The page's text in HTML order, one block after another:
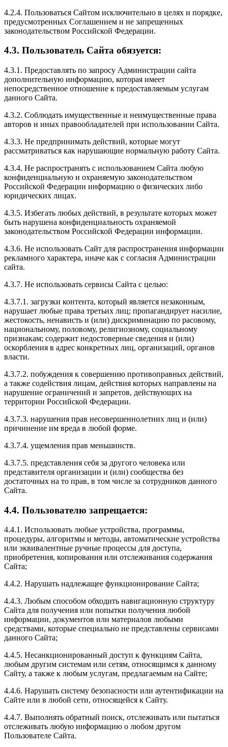
4.2.4. Пользоваться Сайтом исключительно в целях и порядке,
предусмотренных Соглашением и не запрещенных
законодательством Российской Федерации.
4.3. Пользователь Сайта обязуется:
4.3.1. Предоставлять по запросу Администрации сайта
дополнительную информацию, которая имеет
непосредственное отношение к предоставляемым услугам
данного Сайта.
4.3.2. Соблюдать имущественные и неимущественные права
авторов и иных правообладателей при использовании Сайта.
4.3.3. Не предпринимать действий, которые могут
рассматриваться как нарушающие нормальную работу Сайта.
4.3.4. Не распространять с использованием Сайта любую
конфиденциальную и охраняемую законодательством
Российской Федерации информацию о физических либо
юридических лицах.
4.3.5. Избегать любых действий, в результате которых может
быть нарушена конфиденциальность охраняемой
законодательством Российской Федерации информации.
4.3.6. Не использовать Сайт для распространения информации
рекламного характера, иначе как с согласия Администрации
сайта.
4.3.7. Не использовать сервисы Сайта с целью:
4.3.7.1. загрузки контента, который является незаконным,
нарушает любые права третьих лиц; пропагандирует насилие,
жестокость, ненависть и (или) дискриминацию по расовому,
национальному, половому, религиозному, социальному
признакам; содержит недостоверные сведения и (или)
оскорбления в адрес конкретных лиц, организаций, органов
власти.
4.3.7.2. побуждения к совершению противоправных действий,
а также содействия лицам, действия которых направлены на
нарушение ограничений и запретов, действующих на
территории Российской Федерации.
4.3.7.3. нарушения прав несовершеннолетних лиц и (или)
причинение им вреда в любой форме.
4.3.7.4. ущемления прав меньшинств.
4.3.7.5. представления себя за другого человека или
представителя организации и (или) сообщества без
достаточных на то прав, в том числе за сотрудников данного
Сайта.
4.4. Пользователю запрещается:
4.4.1. Использовать любые устройства, программы,
процедуры, алгоритмы и методы, автоматические устройства
или эквивалентные ручные процессы для доступа,
приобретения, копирования или отслеживания содержания
Сайта;
4.4.2. Нарушать надлежащее функционирование Сайта;
4.4.3. Любым способом обходить навигационную структуру
Сайта для получения или попытки получения любой
информации, документов или материалов любыми
средствами, которые специально не представлены сервисами
данного Сайта;
4.4.5. Несанкционированный доступ к функциям Сайта,
любым другим системам или сетям, относящимся к данному
Сайту, а также к любым услугам, предлагаемым на Сайте;
4.4.6. Нарушать систему безопасности или аутентификации на
Сайте или в любой сети, относящейся к Сайту.
4.4.7. Выполнять обратный поиск, отслеживать или пытаться
отслеживать любую информацию о любом другом
Пользователе Сайта.